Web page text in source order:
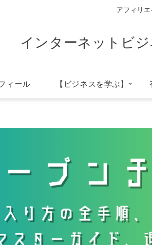
アフィリ
インターネットビ
ィール 【ビジネスを学ぶ】